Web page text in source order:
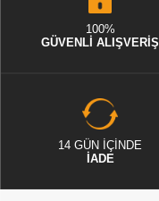
100%
GÜVENLİ ALIŞVERİŞ
14 GÜN İÇİNDE
İADE